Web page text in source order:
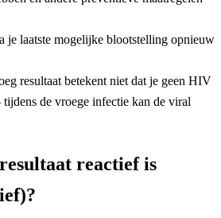
je laatste mogelijke blootstelling opnieuw
resultaat betekent niet dat je geen HIV
de vroege infectie kan de viral
reactief is